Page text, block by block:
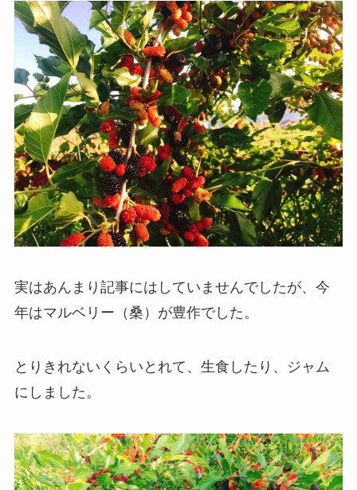
実はあんまり記事にはしていませんでしたが、今
年はマルベリー（桑）が豊作でした。
とりきれないくらいとれて、生食したり、ジャム
にしました。